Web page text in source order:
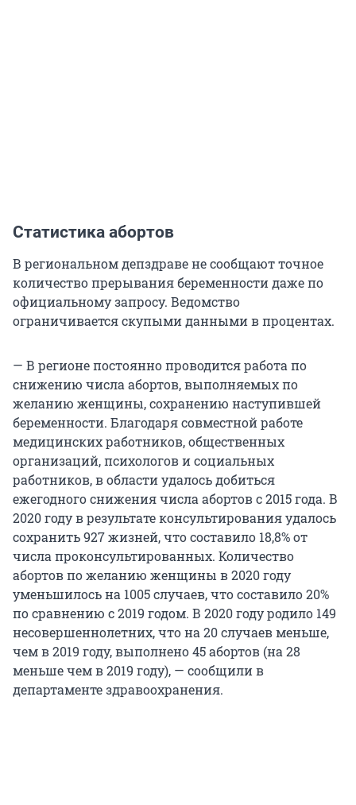
Статистика абортов
В региональном депздраве не сообщают точное
количество прерывания беременности даже по
официальному запросу. Ведомство
ограничивается скупыми данными в процентах.
— В регионе постоянно проводится работа по
снижению числа абортов, выполняемых по
желанию женщины, сохранению наступившей
беременности. Благодаря совместной работе
медицинских работников, общественных
организаций, психологов и социальных
работников, в области удалось добиться
ежегодного снижения числа абортов с 2015 года. В
2020 году в результате консультирования удалось
сохранить 927 жизней, что составило 18,8% от
числа проконсультированных. Количество
абортов по желанию женщины в 2020 году
уменьшилось на 1005 случаев, что составило 20%
по сравнению с 2019 годом. В 2020 году родило 149
несовершеннолетних, что на 20 случаев меньше,
чем в 2019 году, выполнено 45 абортов (на 28
меньше чем в 2019 году), — сообщили в
департаменте здравоохранения.